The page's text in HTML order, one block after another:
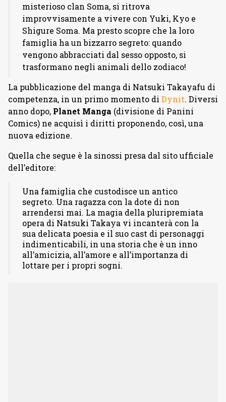
misterioso clan Soma, si ritrova
improvvisamente a vivere con Yuki, Kyo e
Shigure Soma. Ma presto scopre che la loro
famiglia ha un bizzarro segreto: quando
vengono abbracciati dal sesso opposto, si
trasformano negli animali dello zodiaco!
La pubblicazione del manga di Natsuki Takayafu di
competenza, in un primo momento di Dynit. Diversi
anno dopo, Planet Manga (divisione di Panini
Comics) ne acquisì i diritti proponendo, così, una
nuova edizione.
Quella che segue è la sinossi presa dal sito ufficiale
dell’editore:
Una famiglia che custodisce un antico
segreto. Una ragazza con la dote di non
arrendersi mai. La magia della pluripremiata
opera di Natsuki Takaya vi incanterà con la
sua delicata poesia e il suo cast di personaggi
indimenticabili, in una storia che è un inno
all’amicizia, all’amore e all’importanza di
lottare per i propri sogni.